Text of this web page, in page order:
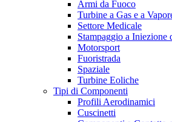
Armi da Fuoco
Turbine a Gas e a
Settore Medicale
Stampaggio a
Motorsport
Fuoristrada
Spaziale
Turbine Eoliche
Tipi di Componenti
Profili Aerodinamici
Cuscinetti